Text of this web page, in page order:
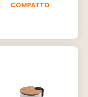
COMPATTO